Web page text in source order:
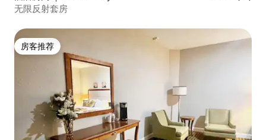
无限反射套房
房客推荐
房客推荐